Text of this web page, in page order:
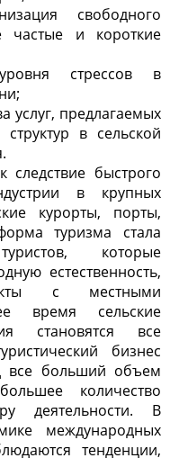
свободного
частые и короткие
стрессов в
услуг, предлагаемых
структур в сельской
следствие быстрого
в крупных
курорты, порты,
туризма стала
которые
естественность,
с местными
время сельские
становятся все
бизнес
все больший объем
количество
деятельности. В
международных
тенденции,